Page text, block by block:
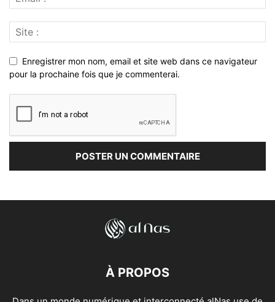
Enregistrer mon nom, email et site web dans ce navigateur
pour la prochaine fois que je commenterai.
À PROPOS